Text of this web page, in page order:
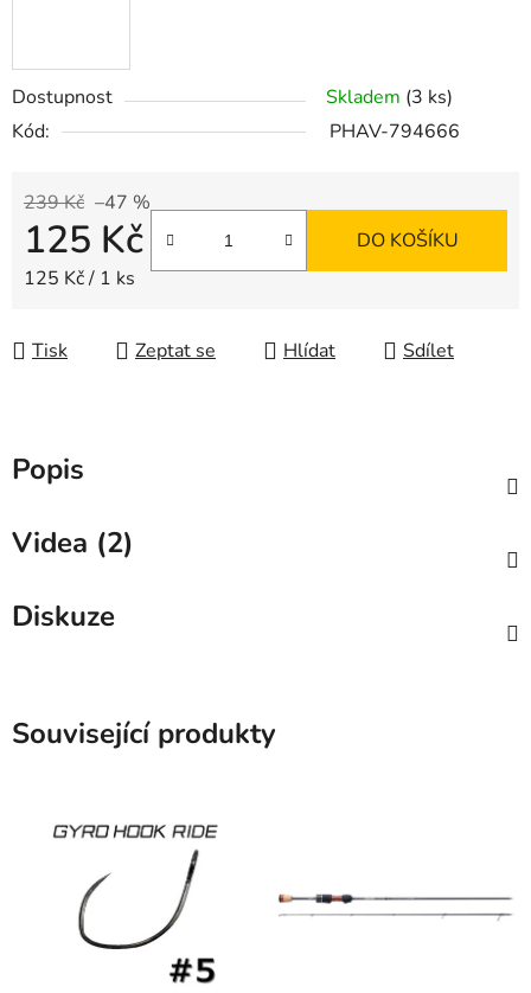
Dostupnost Skladem (3 ks)
Kód:
PHAV-794666
239 Kč –47 %
125 Kč
Měrná cena:
125 Kč / 1 ks
DO KOŠÍKU
Tisk Zeptat se Hlídat Sdílet
Popis
Videa (2)
Diskuze
Související produkty